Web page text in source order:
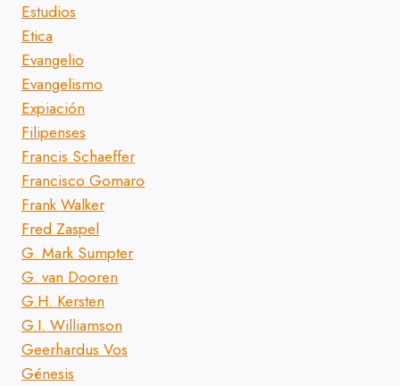
Estudios
Etica
Evangelio
Evangelismo
Expiación
Filipenses
Francis Schaeffer
Francisco Gomaro
Frank Walker
Fred Zaspel
G. Mark Sumpter
G. van Dooren
G.H. Kersten
G.I. Williamson
Geerhardus Vos
Génesis